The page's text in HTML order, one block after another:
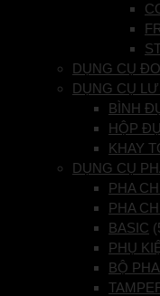
DỤNG CỤ
DỤNG CỤ
BÌNH
HỘP
KHAY
DỤNG CỤ
PHA
PHA
BASIC
PHỤ
BỘ